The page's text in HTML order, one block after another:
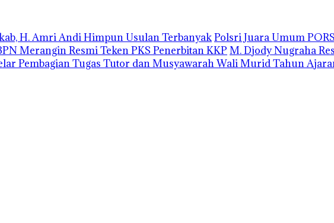
H. Amri Andi Himpun Usulan TerbanyakPolsri Juara Umum
Merangin Resmi Teken PKS Penerbitan KKP M. Djody Nugraha
Pembagian Tugas Tutor dan Musyawarah Wali Murid Tahun